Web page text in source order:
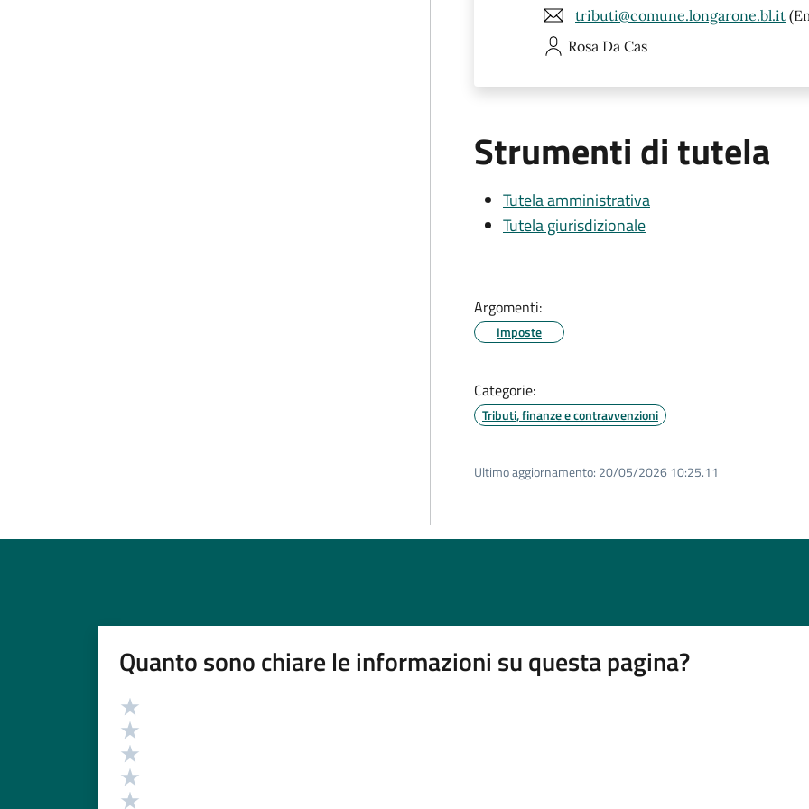
tributi@comune.longarone.bl.it
Rosa Da Cas
Strumenti di tutela
Tutela amministrativa
Tutela giurisdizionale
Argomenti:
Imposte
Categorie:
Tributi, finanze e contravvenzioni
Ultimo aggiornamento: 20/05/2026 10:25.11
Quanto sono chiare le informazioni su questa pagina?
Valutazione